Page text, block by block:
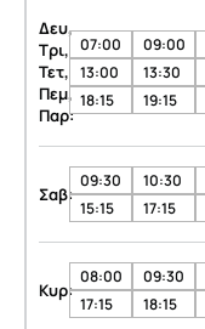
Δευ,
Τρι,
Τετ,
Πεμ,
Παρ:
07:00 09:00
13:00
13:30
18:15
19:15
Σαβ:
09:30 10:30
15:15
17:15
Κυρ:
08:00 09:30
17:15
18:15